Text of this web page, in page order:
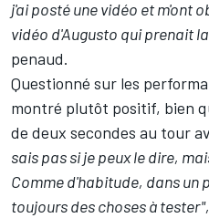
j'ai posté une vidéo et m'ont
vidéo d'Augusto qui prenait
penaud.
Questionné sur les
montré plutôt positif, bien
de deux secondes au tour
sais pas si je peux le dire,
Comme d'habitude, dans un
toujours des choses à tester",